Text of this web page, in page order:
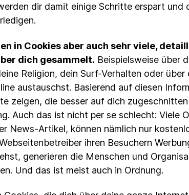
dir damit einige Schritte erspart und
in Cookies aber auch sehr viele,
dich gesammelt. Beispielsweise über
Religion, dein Surf-Verhalten oder über
austauschst. Basierend auf diesen
zeigen, die besser auf dich
Auch das ist nicht per se schlecht: Viele
News-Artikel, können nämlich nur
ihren Besuchern
generieren die Menschen und
Und das ist meist auch in Ordnung.